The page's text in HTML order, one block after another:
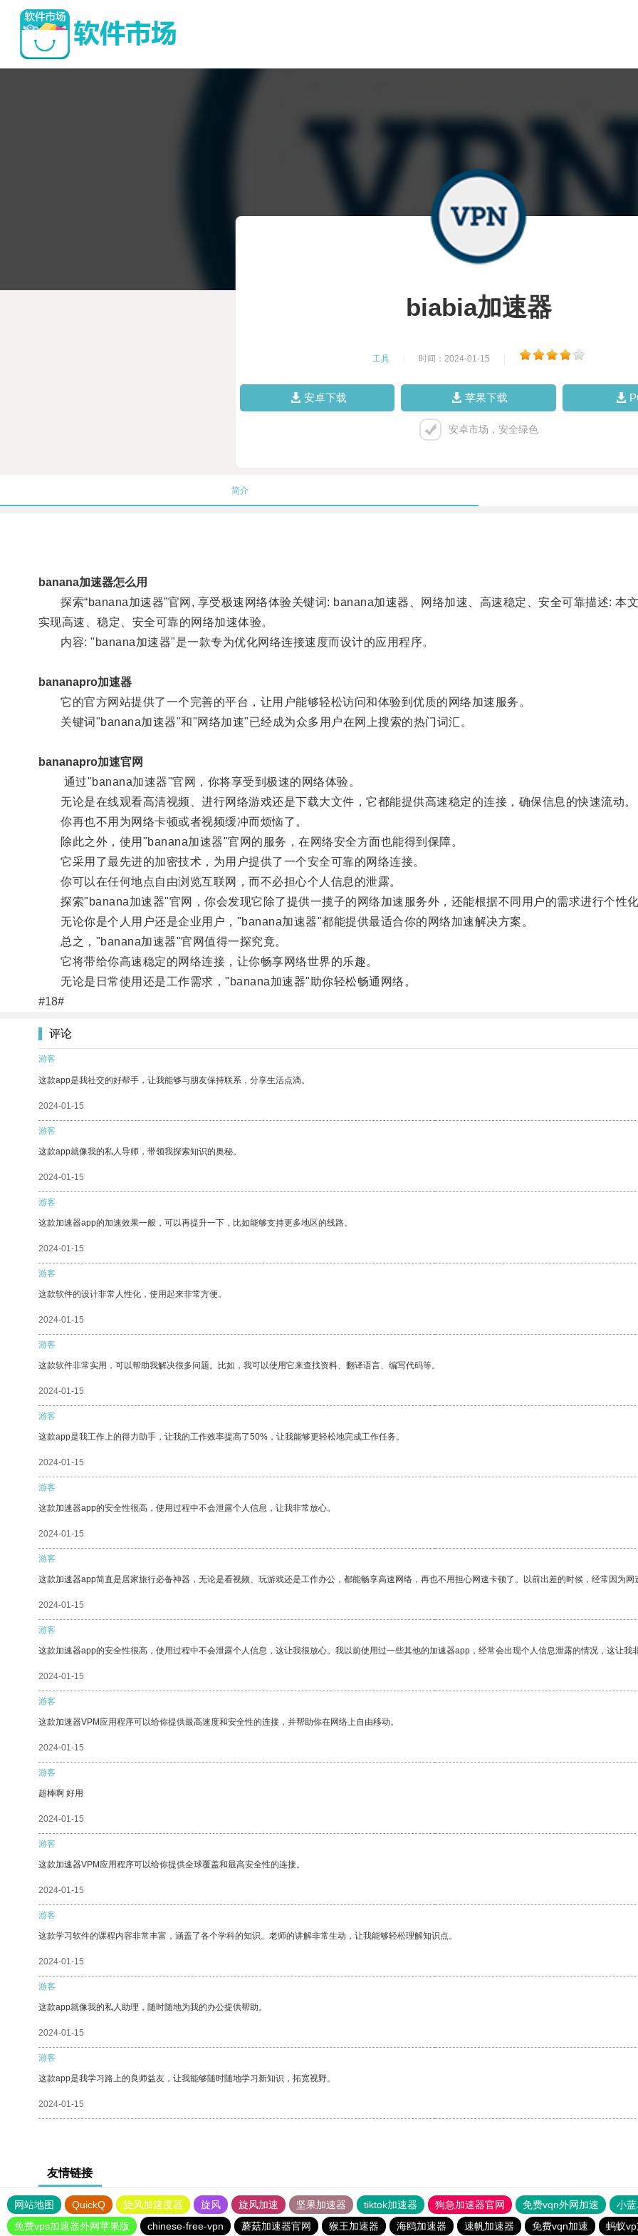
biabia加速器
工具 时间：2024-01-15
安卓下载 苹果下载
安卓市场，安全绿色
简介
banana加速器怎么用
探索“banana加速器”官网, 享受极速网络体验关键词: banana加速器、网络加速、高速稳定、安全可靠描述: 本
实现高速、稳定、安全可靠的网络加速体验。
内容: "banana加速器"是一款专为优化网络连接速度而设计的应用程序。
bananapro加速器
它的官方网站提供了一个完善的平台，让用户能够轻松访问和体验到优质的网络加速服务。
关键词"banana加速器"和"网络加速"已经成为众多用户在网上搜索的热门词汇。
bananapro加速官网
通过"banana加速器"官网，你将享受到极速的网络体验。
无论是在线观看高清视频、进行网络游戏还是下载大文件，它都能提供高速稳定的连接，确保信息的快速流动。
你再也不用为网络卡顿或者视频缓冲而烦恼了。
除此之外，使用"banana加速器"官网的服务，在网络安全方面也能得到保障。
它采用了最先进的加密技术，为用户提供了一个安全可靠的网络连接。
你可以在任何地点自由浏览互联网，而不必担心个人信息的泄露。
探索"banana加速器"官网，你会发现它除了提供一揽子的网络加速服务外，还能根据不同用户的需求进行个性化
无论你是个人用户还是企业用户，"banana加速器"都能提供最适合你的网络加速解决方案。
总之，"banana加速器"官网值得一探究竟。
它将带给你高速稳定的网络连接，让你畅享网络世界的乐趣。
无论是日常使用还是工作需求，"banana加速器"助你轻松畅通网络。
#18#
评论
游客
这款app是我社交的好帮手，让我能够与朋友保持联系，分享生活点滴。
2024-01-15
游客
这款app就像我的私人导师，带领我探索知识的奥秘。
2024-01-15
游客
这款加速器app的加速效果一般，可以再提升一下，比如能够支持更多地区的线路。
2024-01-15
游客
这款软件的设计非常人性化，使用起来非常方便。
2024-01-15
游客
这款软件非常实用，可以帮助我解决很多问题。比如，我可以使用它来查找资料、翻译语言、编写代码等。
2024-01-15
游客
这款app是我工作上的得力助手，让我的工作效率提高了50%，让我能够更轻松地完成工作任务。
2024-01-15
游客
这款加速器app的安全性很高，使用过程中不会泄露个人信息，让我非常放心。
2024-01-15
游客
这款加速器app简直是居家旅行必备神器，无论是看视频、玩游戏还是工作办公，都能畅享高速网络，再也不用担心网速卡顿了。以前出差的时候，经常因为
2024-01-15
游客
这款加速器app的安全性很高，使用过程中不会泄露个人信息，这让我很放心。我以前使用过一些其他的加速器app，经常会出现个人信息泄露的情况，这让我
2024-01-15
游客
这款加速器VPM应用程序可以给你提供最高速度和安全性的连接，并帮助你在网络上自由移动。
2024-01-15
游客
超棒啊 好用
2024-01-15
游客
这款加速器VPM应用程序可以给你提供全球覆盖和最高安全性的连接。
2024-01-15
游客
这款学习软件的课程内容非常丰富，涵盖了各个学科的知识。老师的讲解非常生动，让我能够轻松理解知识点。
2024-01-15
游客
这款app就像我的私人助理，随时随地为我的办公提供帮助。
2024-01-15
游客
这款app是我学习路上的良师益友，让我能够随时随地学习新知识，拓宽视野。
2024-01-15
友情链接
网站地图 QuickQ 旋风加速度器 旋风 旋风加速 坚果加速器 tiktok加速器 狗急加速器官网 免费vqn外网加速 小
免费vps加速器外网苹果版
chinese-free-vpn 蘑菇加速器官网 猴王加速器 海鸥加速器 速帆加速器 免费vqn加速 蚂蚁